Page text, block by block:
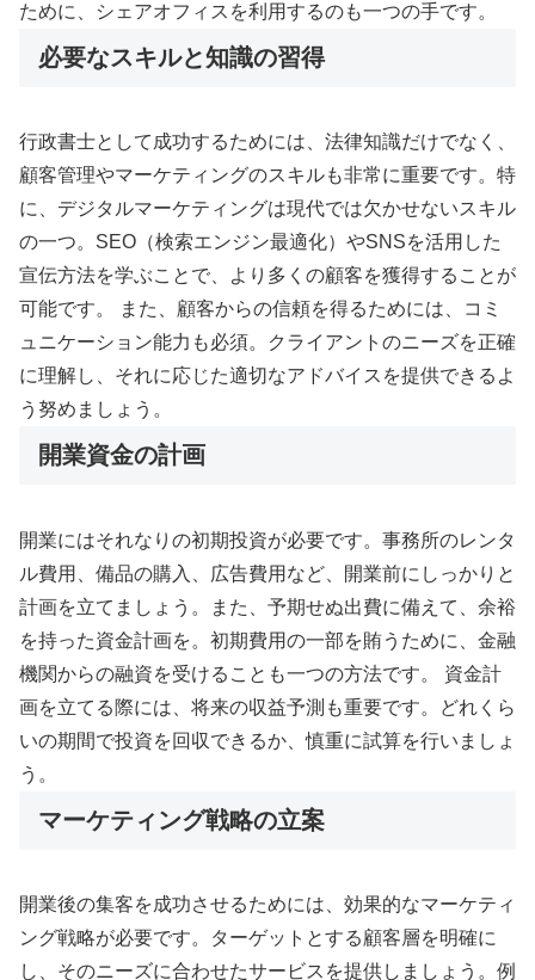
ために、シェアオフィスを利用するのも一つの手です。
必要なスキルと知識の習得
行政書士として成功するためには、法律知識だけでなく、
顧客管理やマーケティングのスキルも非常に重要です。特
に、デジタルマーケティングは現代では欠かせないスキル
の一つ。SEO（検索エンジン最適化）やSNSを活用した
宣伝方法を学ぶことで、より多くの顧客を獲得することが
可能です。 また、顧客からの信頼を得るためには、コミ
ュニケーション能力も必須。クライアントのニーズを正確
に理解し、それに応じた適切なアドバイスを提供できるよ
う努めましょう。
開業資金の計画
開業にはそれなりの初期投資が必要です。事務所のレンタ
ル費用、備品の購入、広告費用など、開業前にしっかりと
計画を立てましょう。また、予期せぬ出費に備えて、余裕
を持った資金計画を。初期費用の一部を賄うために、金融
機関からの融資を受けることも一つの方法です。 資金計
画を立てる際には、将来の収益予測も重要です。どれくら
いの期間で投資を回収できるか、慎重に試算を行いましょ
う。
マーケティング戦略の立案
開業後の集客を成功させるためには、効果的なマーケティ
ング戦略が必要です。ターゲットとする顧客層を明確に
し、そのニーズに合わせたサービスを提供しましょう。例